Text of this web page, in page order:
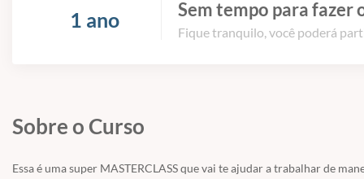
1 ano Sem tempo para fazer
Fique tranquilo, você poderá
Sobre o Curso
Essa é uma super MASTERCLASS que vai te ajudar a trabalhar de